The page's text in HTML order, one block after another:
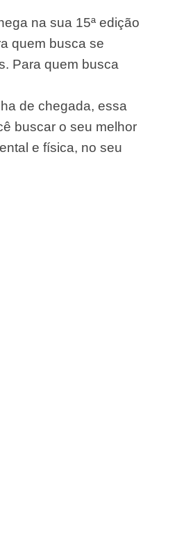
na sua 15ª edição
quem busca se
Para quem busca
de chegada, essa
buscar o seu melhor
e física, no seu